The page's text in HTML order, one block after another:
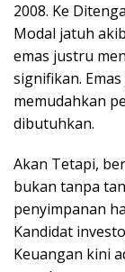
2008. Ke
Modal jatuh
emas justru
signifikan.
memudahkan
dibutuhkan.
Akan Tetapi,
bukan tanpa
penyimpanan
Kandidat
Keuangan kini